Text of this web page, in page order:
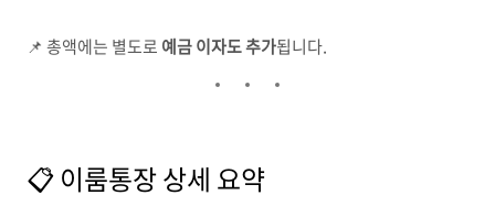
📌 총액에는 별도로 예금 이자도 추가됩니다.
📋 이룸통장 상세 요약